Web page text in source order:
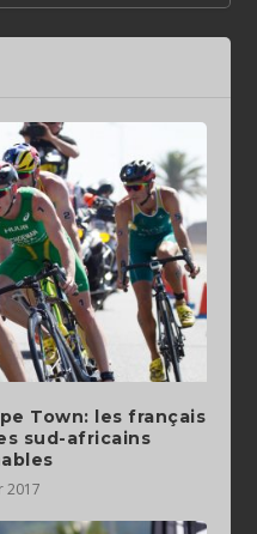
Town: les français
sud-africains
2017